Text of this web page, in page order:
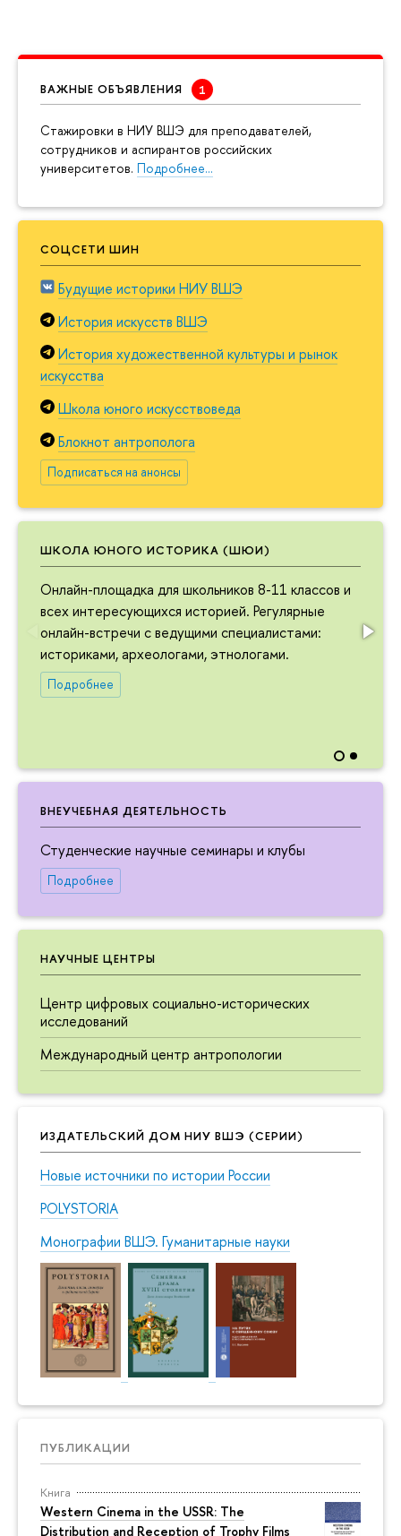
ВАЖНЫЕ ОБЪЯВЛЕНИЯ
Cтажировки в НИУ ВШЭ для преподавателей,
сотрудников и аспирантов российских
университетов. Подробнее…
СОЦСЕТИ ШИН
Будущие историки НИУ ВШЭ
История искусств ВШЭ
История художественной культуры и рынок
искусства
Школа юного искусствоведа
Блокнот антрополога
Подписаться на анонсы
ШКОЛА ЮНОГО ИСТОРИКА (ШЮИ)
Онлайн-площадка для школьников 8-11 классов и
всех интересующихся историей. Регулярные
онлайн-встречи с ведущими специалистами:
историками, археологами, этнологами.
Подробнее
ВНЕУЧЕБНАЯ ДЕЯТЕЛЬНОСТЬ
Студенческие научные семинары и клубы
Подробнее
НАУЧНЫЕ ЦЕНТРЫ
Центр цифровых социально-исторических
исследований
Международный центр антропологии
ИЗДАТЕЛЬСКИЙ ДОМ НИУ ВШЭ (СЕРИИ)
Новые источники по истории России
POLYSTORIA
Монографии ВШЭ. Гуманитарные науки
ПУБЛИКАЦИИ
Книга
Western Cinema in the USSR: The
Distribution and Reception of Trophy Films